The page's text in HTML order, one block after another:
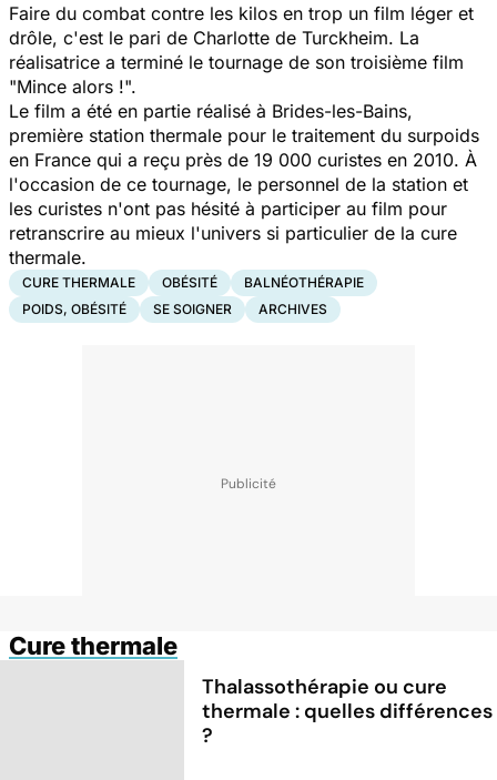
Faire du combat contre les kilos en trop un film léger et
drôle, c'est le pari de Charlotte de Turckheim. La
réalisatrice a terminé le tournage de son troisième film
"Mince alors !".
Le film a été en partie réalisé à Brides-les-Bains,
première station thermale pour le traitement du surpoids
en France qui a reçu près de 19 000 curistes en 2010. À
l'occasion de ce tournage, le personnel de la station et
les curistes n'ont pas hésité à participer au film pour
retranscrire au mieux l'univers si particulier de la cure
thermale.
CURE THERMALE OBÉSITÉ
BALNÉOTHÉRAPIE
POIDS, OBÉSITÉ
SE SOIGNER ARCHIVES
Cure thermale
Thalassothérapie ou cure
thermale : quelles différences
?